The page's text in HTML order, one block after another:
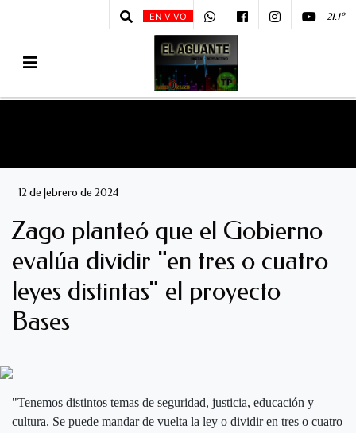
EN VIVO 21.1º
12 de febrero de 2024
Zago planteó que el Gobierno
evalúa dividir "en tres o cuatro
leyes distintas" el proyecto
Bases
"Tenemos distintos temas de seguridad, justicia, educación y
cultura. Se puede mandar de vuelta la ley o dividir en tres o cuatro